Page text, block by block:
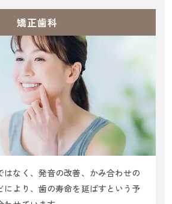
矯正歯科
はなく、発音の改善、かみ合わせの
により、歯の寿命を延ばすという予